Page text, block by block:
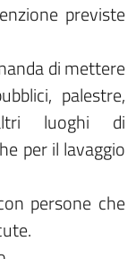
previste
di mettere
palestre,
luoghi di
per il lavaggio
persone che